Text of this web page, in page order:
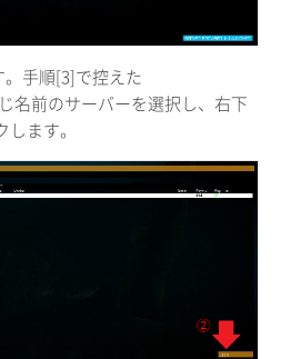
手順[3]で控えた
名前のサーバーを選択し、右下
ます。